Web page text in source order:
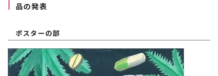
品の発表
ポスターの部